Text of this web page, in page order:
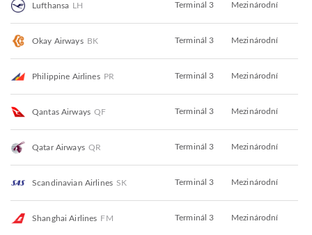
Lufthansa LH Terminál 3 Mezinárodní
Okay Airways BK Terminál 3 Mezinárodní
Philippine Airlines PR Terminál 3 Mezinárodní
Qantas Airways QF Terminál 3 Mezinárodní
Qatar Airways QR Terminál 3 Mezinárodní
Scandinavian Airlines SK Terminál 3 Mezinárodní
Shanghai Airlines FM Terminál 3 Mezinárodní